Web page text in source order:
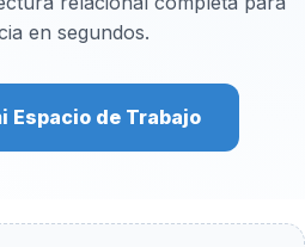
en segundos.
Espacio de Trabajo